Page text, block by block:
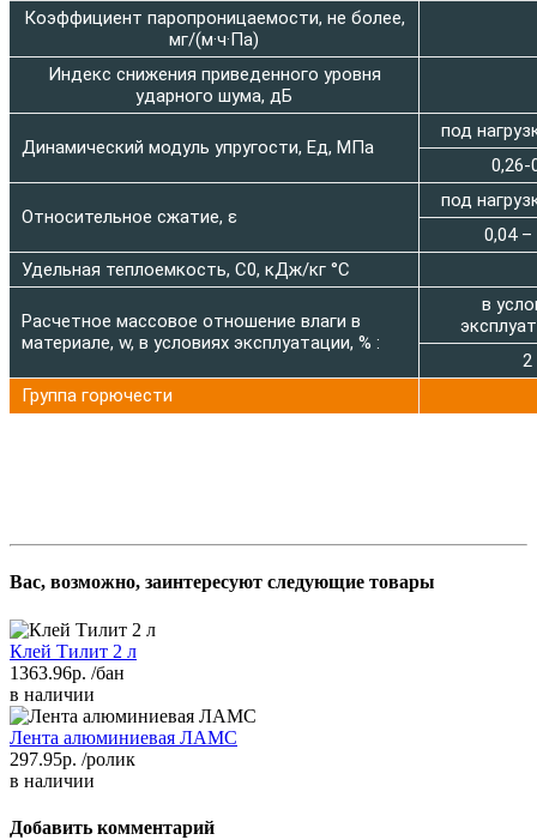
Коэффициент паропроницаемости, не более,
мг/(м·ч·Па)
Индекс снижения приведенного уровня
ударного шума, дБ
Динамический модуль упругости, Ед, МПа
под
0,26-
Относительное сжатие, ε
под
0,04 –
Удельная теплоемкость, C0, кДж/кг °C
Расчетное массовое отношение влаги в
материале, w, в условиях эксплуатации, % :
в
2
Группа горючести
Вас, возможно, заинтересуют следующие товары
Клей Тилит 2 л
1363.96р. /бан
в наличии
Лента алюминиевая ЛАМС
297.95р. /ролик
в наличии
Добавить комментарий